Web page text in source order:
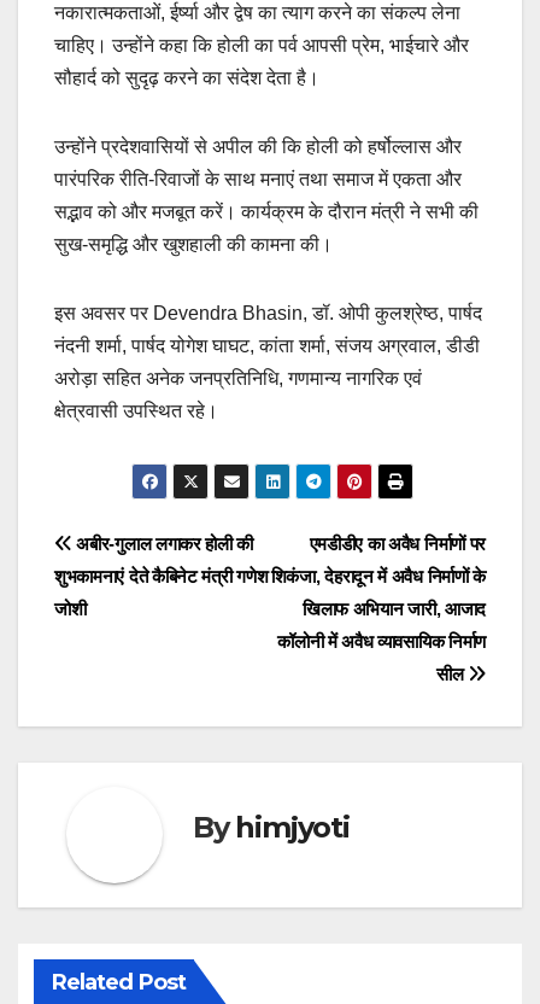
नकारात्मकताओं, ईर्ष्या और द्वेष का त्याग करने का संकल्प लेना
चाहिए। उन्होंने कहा कि होली का पर्व आपसी प्रेम, भाईचारे और
सौहार्द को सुदृढ़ करने का संदेश देता है।
उन्होंने प्रदेशवासियों से अपील की कि होली को हर्षोल्लास और
पारंपरिक रीति-रिवाजों के साथ मनाएं तथा समाज में एकता और
सद्भाव को और मजबूत करें। कार्यक्रम के दौरान मंत्री ने सभी की
सुख-समृद्धि और खुशहाली की कामना की।
इस अवसर पर Devendra Bhasin, डॉ. ओपी कुलश्रेष्ठ, पार्षद
नंदनी शर्मा, पार्षद योगेश घाघट, कांता शर्मा, संजय अग्रवाल, डीडी
अरोड़ा सहित अनेक जनप्रतिनिधि, गणमान्य नागरिक एवं
क्षेत्रवासी उपस्थित रहे।
Post
navigation
एमडीडीए का अवैध निर्माणों पर
शिकंजा, देहरादून में अवैध निर्माणों के
खिलाफ अभियान जारी, आजाद
कॉलोनी में अवैध व्यावसायिक निर्माण
सील
अबीर-गुलाल लगाकर होली की
शुभकामनाएं देते कैबिनेट मंत्री गणेश
जोशी
Byhimjyoti
Related Post